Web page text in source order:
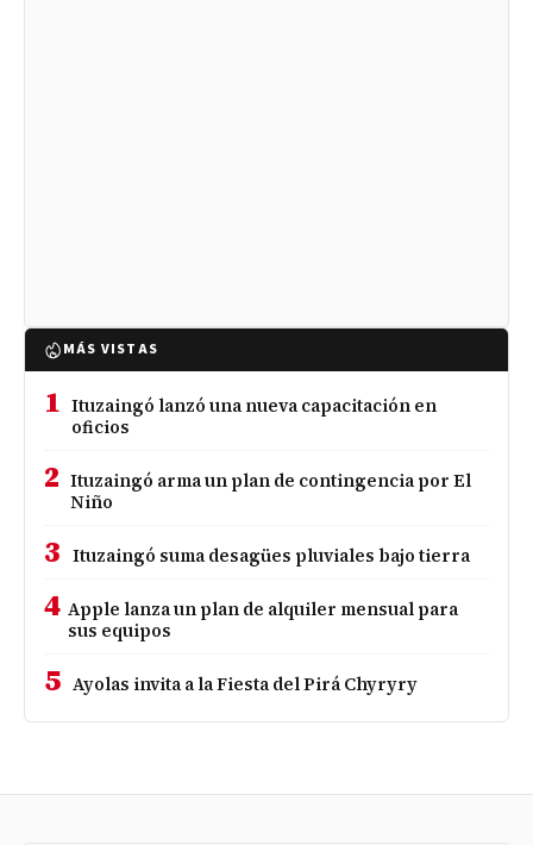
MÁS VISTAS
1 Ituzaingó lanzó una nueva capacitación en
oficios
2 Ituzaingó arma un plan de contingencia por El
Niño
3 Ituzaingó suma desagües pluviales bajo tierra
4 Apple lanza un plan de alquiler mensual para
sus equipos
5 Ayolas invita a la Fiesta del Pirá Chyryry